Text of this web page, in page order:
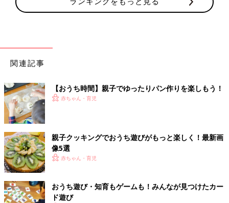
関連記事
【おうち時間】親子でゆったりパン作りを楽しもう！
赤ちゃん・育児
親子クッキングでおうち遊びがもっと楽しく！最新画
像5選
赤ちゃん・育児
おうち遊び・知育もゲームも！みんなが見つけたカー
ド遊び